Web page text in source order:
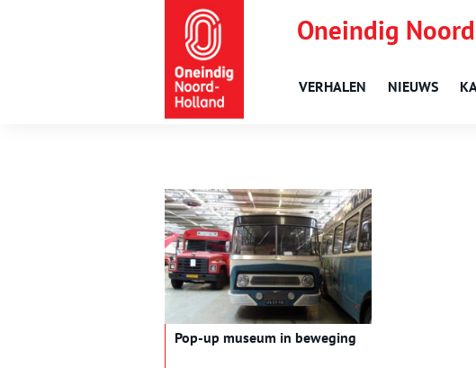
Oneindig
VERHALEN NIEUWS
Pop-up museum in beweging